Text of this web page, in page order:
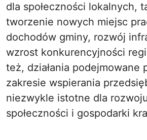
dla społeczności lokalnych,
tworzenie nowych miejsc
dochodów gminy, rozwój
wzrost konkurencyjności
też, działania podejmowane
zakresie wspierania
niezwykle istotne dla
społeczności i gospodarki